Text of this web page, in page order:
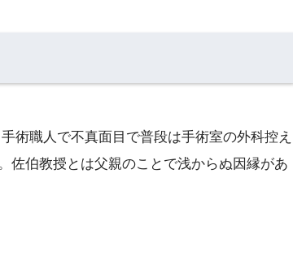
術職人で不真面目で普段は手術室の外科控え
佐伯教授とは父親のことで浅からぬ因縁があ